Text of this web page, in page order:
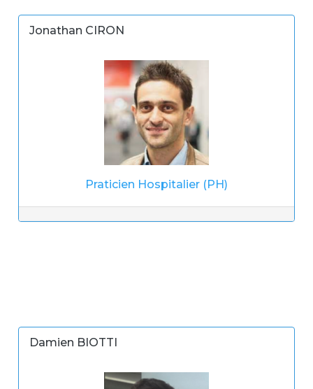
Jonathan CIRON
Praticien Hospitalier (PH)
Damien BIOTTI